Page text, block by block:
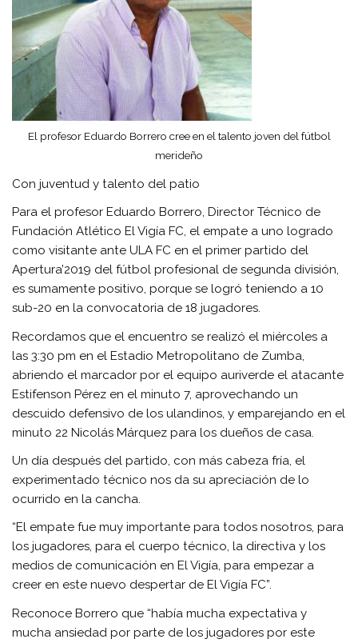
El profesor Eduardo Borrero cree en el talento joven del fútbol
merideño
Con juventud y talento del patio
Para el profesor Eduardo Borrero, Director Técnico de
Fundación Atlético El Vigía FC, el empate a uno logrado
como visitante ante ULA FC en el primer partido del
Apertura’2019 del fútbol profesional de segunda división,
es sumamente positivo, porque se logró teniendo a 10
sub-20 en la convocatoria de 18 jugadores.
Recordamos que el encuentro se realizó el miércoles a
las 3:30 pm en el Estadio Metropolitano de Zumba,
abriendo el marcador por el equipo auriverde el atacante
Estifenson Pérez en el minuto 7, aprovechando un
descuido defensivo de los ulandinos, y emparejando en el
minuto 22 Nicolás Márquez para los dueños de casa.
Un día después del partido, con más cabeza fría, el
experimentado técnico nos da su apreciación de lo
ocurrido en la cancha.
“El empate fue muy importante para todos nosotros, para
los jugadores, para el cuerpo técnico, la directiva y los
medios de comunicación en El Vigía, para empezar a
creer en este nuevo despertar de El Vigía FC”.
Reconoce Borrero que “había mucha expectativa y
mucha ansiedad por parte de los jugadores por este